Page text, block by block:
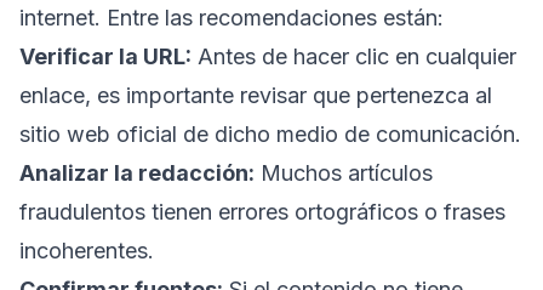
internet. Entre las recomendaciones están:
Verificar la URL: Antes de hacer clic en cualquier
enlace, es importante revisar que pertenezca al
sitio web oficial de dicho medio de comunicación.
Analizar la redacción: Muchos artículos
fraudulentos tienen errores ortográficos o frases
incoherentes.